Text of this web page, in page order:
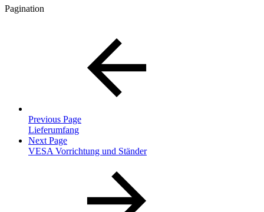
Pagination
Previous Page
Lieferumfang
Next Page
VESA Vorrichtung und Ständer